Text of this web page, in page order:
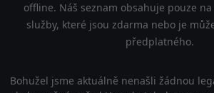
offline. Náš seznam obsahuje pouze
služby, které jsou zdarma nebo je
předplatného.
Bohužel jsme aktuálně nenašli žádnou